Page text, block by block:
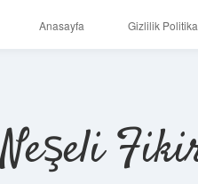
Anasayfa Gizlilik
Neşeli